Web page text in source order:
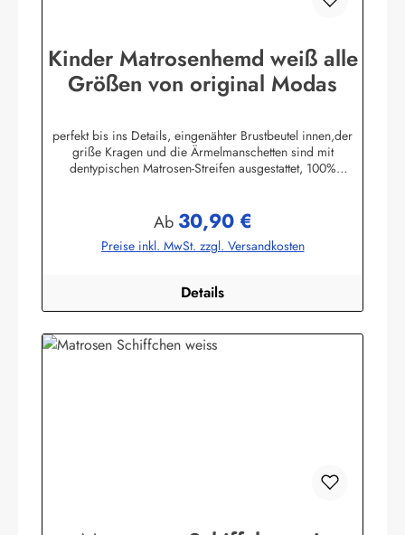
Kinder Matrosenhemd weiß alle
Größen von original Modas
perfekt bis ins Details, eingenähter Brustbeutel innen,der
griße Kragen und die Ärmelmanschetten sind mit
dentypischen Matrosen-Streifen ausgestattet, 100%
Wittmundinfo@modas-bekleidung.de
Regulärer Preis:
Ab 30,90 €
Preise inkl. MwSt. zzgl. Versandkosten
Details